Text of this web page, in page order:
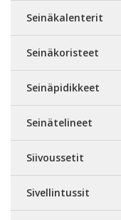
Seinäkalenterit
Seinäkoristeet
Seinäpidikkeet
Seinätelineet
Siivoussetit
Sivellintussit